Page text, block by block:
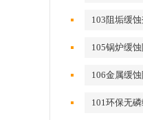
103阻垢缓蚀
105锅炉缓蚀
106金属缓蚀
101环保无